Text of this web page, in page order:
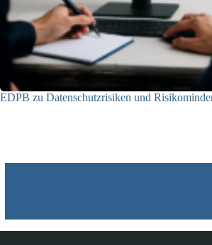
EDPB zu Datenschutzrisiken und